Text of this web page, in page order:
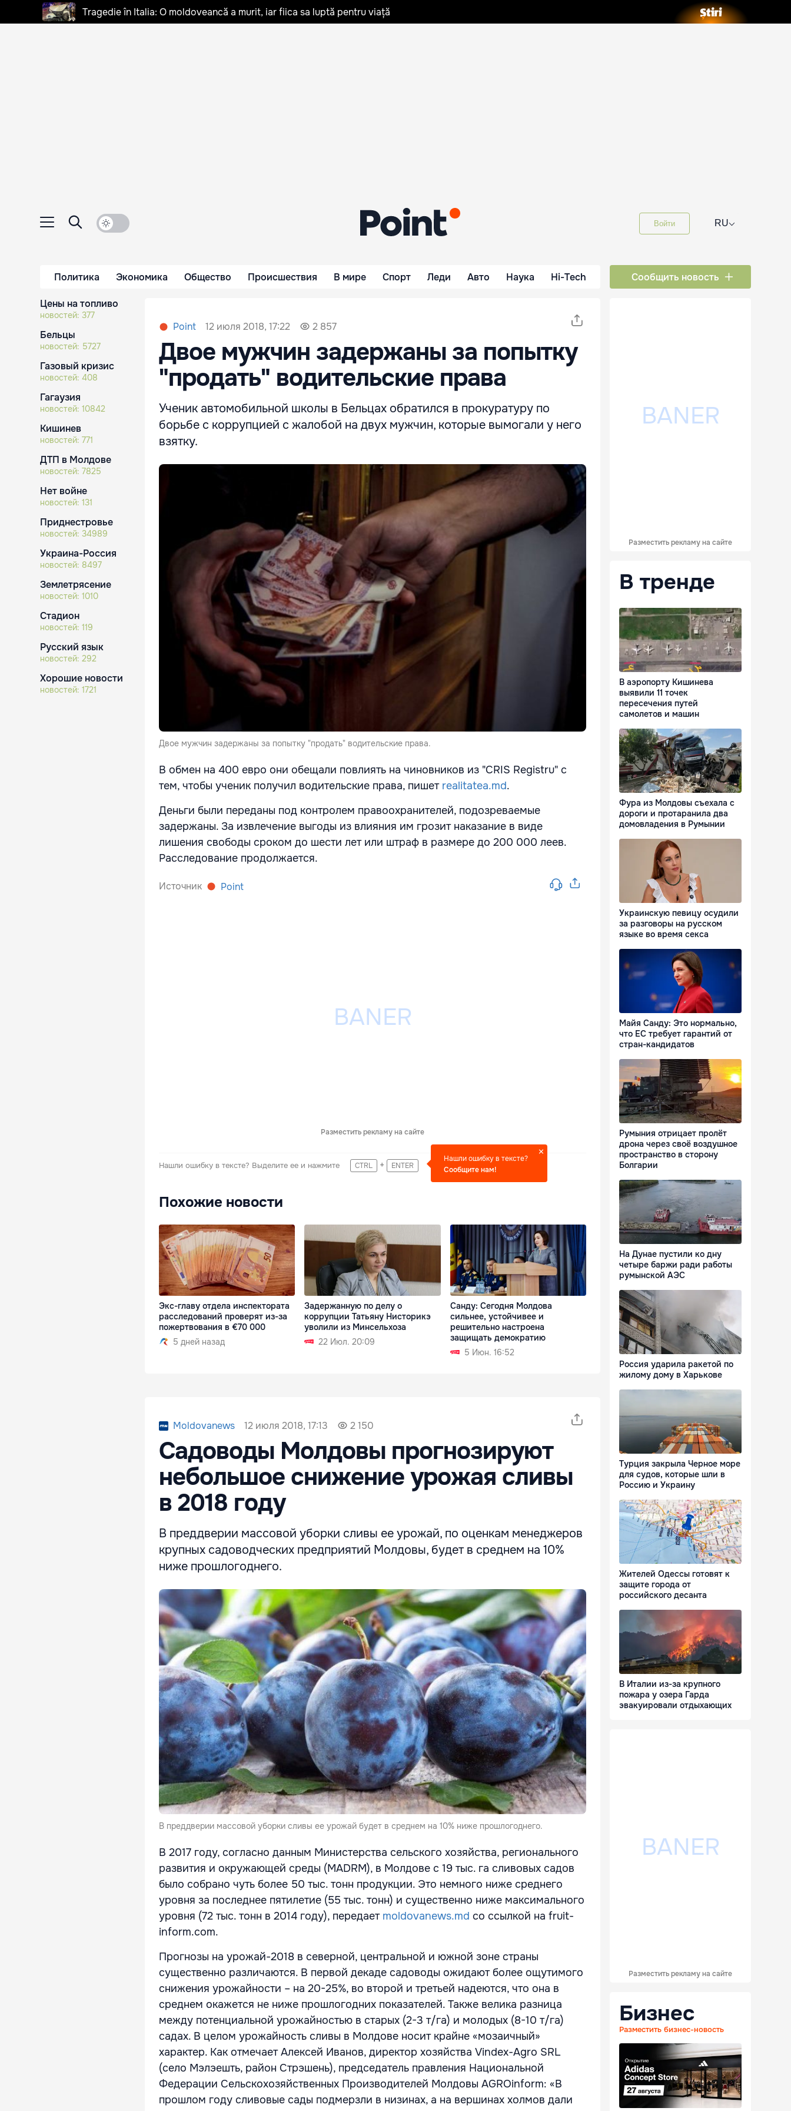
Tragedie în Italia: O moldoveancă a murit, iar fiica sa luptă pentru viață
Войти RU⌵
Политика Экономика Общество Происшествия В мире Спорт Леди Авто Наука Hi-Tech Сообщить новость
Цены на топливо
новостей: 377
Бельцы
новостей: 5727
Газовый кризис
новостей: 408
Гагаузия
новостей: 10842
Кишинев
новостей: 771
ДТП в Молдове
новостей: 7825
Нет войне
новостей: 131
Приднестровье
новостей: 34989
Украина-Россия
новостей: 8497
Землетрясение
новостей: 1010
Стадион
новостей: 119
Русский язык
новостей: 292
Хорошие новости
новостей: 1721
Point 12 июля 2018, 17:22 2 857
Двое мужчин задержаны за попытку
"продать" водительские права
Ученик автомобильной школы в Бельцах обратился в прокуратуру по
борьбе с коррупцией с жалобой на двух мужчин, которые вымогали у него
взятку.
Двое мужчин задержаны за попытку "продать" водительские права.
В обмен на 400 евро они обещали повлиять на чиновников из "CRIS Registru" с
тем, чтобы ученик получил водительские права, пишет realitatea.md.
Деньги были переданы под контролем правоохранителей, подозреваемые
задержаны. За извлечение выгоды из влияния им грозит наказание в виде
лишения свободы сроком до шести лет или штраф в размере до 200 000 леев.
Расследование продолжается.
Источник Point
Разместить рекламу на сайте
Нашли ошибку в тексте? Выделите ее и нажмите CTRL + ENTER
Нашли ошибку в тексте?
Сообщите нам!
Похожие новости
Экс-главу отдела инспектората
расследований проверят из-за
пожертвования в €70 000
5 дней назад
Задержанную по делу о
коррупции Татьяну Нисторикэ
уволили из Минсельхоза
22 Июл. 20:09
Санду: Сегодня Молдова
сильнее, устойчивее и
решительно настроена
защищать демократию
5 Июн. 16:52
Moldovanews 12 июля 2018, 17:13 2 150
Садоводы Молдовы прогнозируют
небольшое снижение урожая сливы
в 2018 году
В преддверии массовой уборки сливы ее урожай, по оценкам менеджеров
крупных садоводческих предприятий Молдовы, будет в среднем на 10%
ниже прошлогоднего.
В преддверии массовой уборки сливы ее урожай будет в среднем на 10% ниже прошлогоднего.
В 2017 году, согласно данным Министерства сельского хозяйства, регионального
развития и окружающей среды (MADRM), в Молдове с 19 тыс. га сливовых садов
было собрано чуть более 50 тыс. тонн продукции. Это немного ниже среднего
уровня за последнее пятилетие (55 тыс. тонн) и существенно ниже максимального
уровня (72 тыс. тонн в 2014 году), передаетmoldovanews.md со ссылкой на fruit-
inform.com.
Прогнозы на урожай-2018 в северной, центральной и южной зоне страны
существенно различаются. В первой декаде садоводы ожидают более ощутимого
снижения урожайности – на 20-25%, во второй и третьей надеются, что она в
среднем окажется не ниже прошлогодних показателей. Также велика разница
между потенциальной урожайностью в старых (2-3 т/га) и молодых (8-10 т/га)
садах. В целом урожайность сливы в Молдове носит крайне «мозаичный»
характер. Как отмечает Алексей Иванов, директор хозяйства Vindex-Agro SRL
(село Мэлэешть, район Стрэшень), председатель правления Национальной
Федерации Сельскохозяйственных Производителей Молдовы AGROinform: «В
прошлом году сливовые сады подмерзли в низинах, а на вершинах холмов дали
Разместить рекламу на сайте
В тренде
В аэропорту Кишинева
выявили 11 точек
пересечения путей
самолетов и машин
Фура из Молдовы съехала с
дороги и протаранила два
домовладения в Румынии
Украинскую певицу осудили
за разговоры на русском
языке во время секса
Майя Санду: Это нормально,
что ЕС требует гарантий от
стран-кандидатов
Румыния отрицает пролёт
дрона через своё воздушное
пространство в сторону
Болгарии
На Дунае пустили ко дну
четыре баржи ради работы
румынской АЭС
Россия ударила ракетой по
жилому дому в Харькове
Турция закрыла Черное море
для судов, которые шли в
Россию и Украину
Жителей Одессы готовят к
защите города от
российского десанта
В Италии из-за крупного
пожара у озера Гарда
эвакуировали отдыхающих
Разместить рекламу на сайте
Бизнес
Разместить бизнес-новость